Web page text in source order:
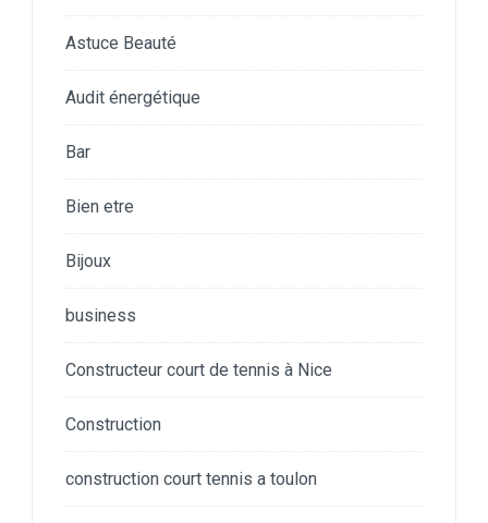
Astuce Beauté
Audit énergétique
Bar
Bien etre
Bijoux
business
Constructeur court de tennis à Nice
Construction
construction court tennis a toulon